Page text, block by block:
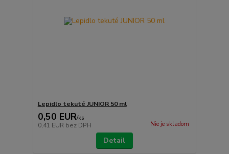
Lepidlo tekuté JUNIOR 50 ml
0,50 EUR/ks
0,41 EUR bez DPH Nie je skladom
Detail